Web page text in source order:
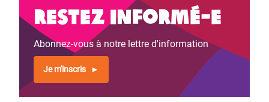
Restez informé-e
Abonnez-vous à notre lettre d'information
Je m'inscris